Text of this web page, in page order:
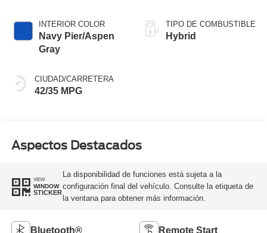
INTERIOR COLOR
Navy Pier/Aspen
Gray
CIUDAD/CARRETERA
42/35 MPG
TIPO DE COMBUSTIBLE
Hybrid
Aspectos Destacados
VIEW
WINDOW
STICKER
La disponibilidad de funciones está sujeta a la
configuración final del vehículo. Consulte la etiqueta de
la ventana para obtener más información.
Bluetooth® Remote Start